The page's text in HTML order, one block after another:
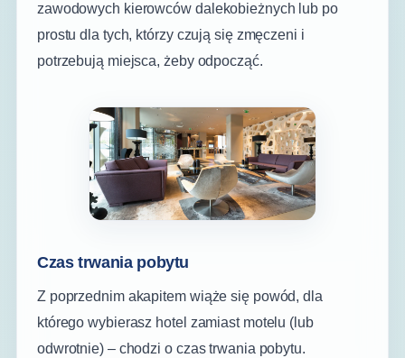
zawodowych kierowców dalekobieżnych lub po
prostu dla tych, którzy czują się zmęczeni i
potrzebują miejsca, żeby odpocząć.
Czas trwania pobytu
Z poprzednim akapitem wiąże się powód, dla
którego wybierasz hotel zamiast motelu (lub
odwrotnie) – chodzi o czas trwania pobytu.